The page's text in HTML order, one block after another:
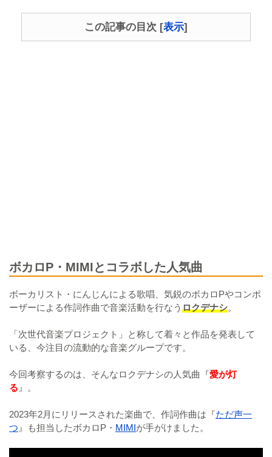
この記事の目次 [表示]
ボカロP・MIMIとコラボした人気曲
ボーカリスト・にんじんによる歌唱、気鋭のボカロPやコンポ
ーザーによる作詞作曲で音楽活動を行なう ロクデナシ。
「次世代音楽プロジェクト」と称して着々と作品を発表して
いる、今注目の流動的な音楽グループです。
今回考察するのは、そんなロクデナシの人気曲『愛が灯
る 』。
2023年2月にリリースされた楽曲で、作詞作曲は『ただ声一
つ 』も担当したボカロP・ MIMIが手がけました。